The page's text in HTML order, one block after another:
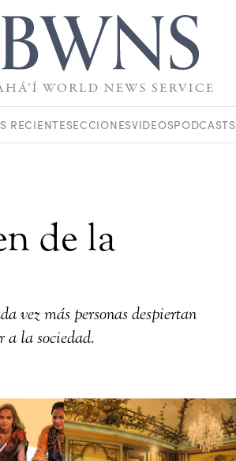
RECIENTESECCIONESVIDEOSPODCASTS
de la
vez más personas despiertan
a la sociedad.